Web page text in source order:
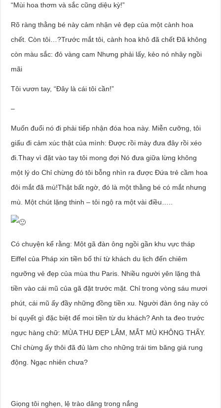
“Mùi hoa thơm và sắc cũng diệu kỳ!”
Rõ ràng thằng bé này cảm nhận vẻ đẹp của một cành hoa
chết. Còn tôi…?Trước mắt tôi, cành hoa khô đã chết Đã không
còn màu sắc: đỏ vàng cam Nhưng phải lấy, kẻo nó nhây ngồi
mãi
Tôi vươn tay, “Đây là cái tôi cần!”
–
Muốn đuổi nó đi phải tiếp nhận đóa hoa này. Miễn cưỡng, tôi
giấu đi cảm xúc thật của mình: Được rồi mày đưa đây rồi xéo
đi.Thay vì đặt vào tay tôi mong đợi Nó đưa giữa lừng không
một lý do Chỉ chừng đó tôi bỗng nhìn ra được Đứa trẻ cầm hoa
đôi mắt đã mù!Thật bất ngờ, đó là một thằng bé có mắt nhưng
mù. Một chút lặng thinh – tôi ngộ ra một vài điều…..
Có chuyện kể rằng: Một gã đàn ông ngồi gần khu vực tháp
Eiffel của Pháp xin tiền bố thí từ khách du lịch đến chiêm
ngưỡng vẻ đẹp của mùa thu Paris. Nhiều người yên lặng thả
tiền vào cái mũ của gã đặt trước mặt. Chỉ trong vòng sáu mươi
phút, cái mũ ấy đầy những đồng tiền xu. Người đàn ông này có
bí quyết gì đặc biệt để moi tiền từ du khách? Anh ta đeo trước
ngực hàng chữ: MÙA THU ĐẸP LẮM, MẮT MÙ KHÔNG THẤY.
Chỉ chừng ấy thôi đã đủ làm cho những trái tim băng giá rung
động. Ngạc nhiên chưa?
Giọng tôi nghẹn, lệ trào dâng trong nắng